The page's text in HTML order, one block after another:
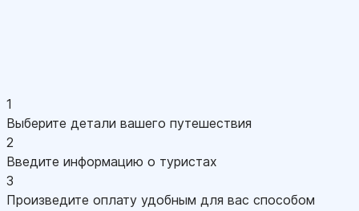
1
Выберите детали вашего путешествия
2
Введите информацию о туристах
3
Произведите оплату удобным для вас способом